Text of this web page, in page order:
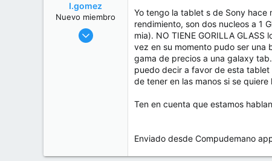
I.gomez
Nuevo miembro
28 May 2013
Yo tengo la tablet s de Sony hace
rendimiento, son dos nucleos a 1
mia). NO TIENE GORILLA
vez en su momento pudo ser una
gama de precios a una galaxy
puedo decir a favor de esta tablet
de tener en las manos si se quiere
Ten en cuenta que estamos
Enviado desde Compudemano